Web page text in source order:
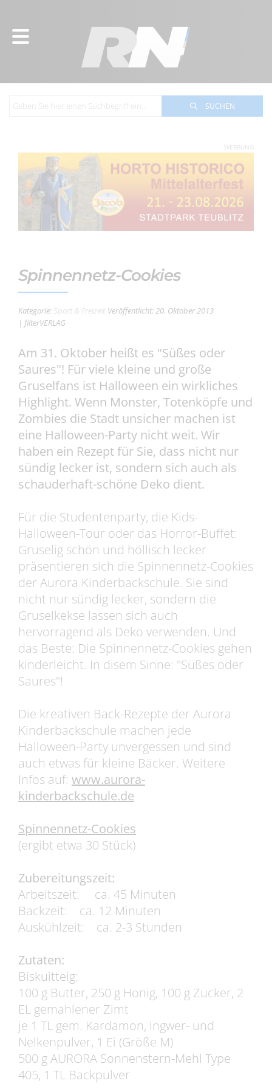
SUCHEN
WERBUNG
Spinnennetz-Cookies
Kategorie: Sport & Freizeit Veröffentlicht: 20. Oktober 2013
| filterVERLAG
Am 31. Oktober heißt es "Süßes oder
Saures"! Für viele kleine und große
Gruselfans ist Halloween ein wirkliches
Highlight. Wenn Monster, Totenköpfe und
Zombies die Stadt unsicher machen ist
eine Halloween-Party nicht weit. Wir
haben ein Rezept für Sie, dass nicht nur
sündig lecker ist, sondern sich auch als
schauderhaft-schöne Deko dient.
Für die Studentenparty, die Kids-
Halloween-Tour oder das Horror-Buffet:
Gruselig schön und höllisch lecker
präsentieren sich die Spinnennetz-Cookies
der Aurora Kinderbackschule. Sie sind
nicht nur sündig lecker, sondern die
Gruselkekse lassen sich auch
hervorragend als Deko verwenden. Und
das Beste: Die Spinnennetz-Cookies gehen
kinderleicht. In disem Sinne: "Süßes oder
Saures"!
Die kreativen Back-Rezepte der Aurora
Kinderbackschule machen jede
Halloween-Party unvergessen und sind
auch etwas für kleine Bäcker. Weitere
Infos auf: www.aurora-
kinderbackschule.de
Spinnennetz-Cookies
(ergibt etwa 30 Stück)
Zubereitungszeit:
Arbeitszeit: ca. 45 Minuten
Backzeit: ca. 12 Minuten
Auskühlzeit: ca. 2-3 Stunden
Zutaten:
Biskuitteig:
100 g Butter, 250 g Honig, 100 g Zucker, 2
EL gemahlener Zimt
je 1 TL gem. Kardamon, Ingwer- und
Nelkenpulver, 1 Ei (Größe M)
500 g AURORA Sonnenstern-Mehl Type
405, 1 TL Backpulver